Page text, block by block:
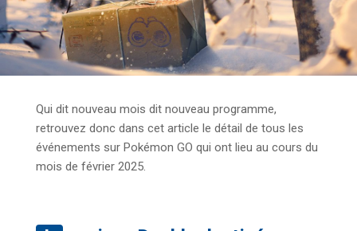
Qui dit nouveau mois dit nouveau programme,
retrouvez donc dans cet article le détail de tous les
événements sur Pokémon GO qui ont lieu au cours du
mois de février 2025.